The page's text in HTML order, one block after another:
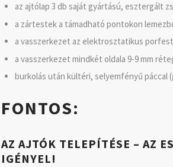
az ajtólap 3 db saját gyártású, esztergált
a zártestek a támadható pontokon
a vasszerkezet az elektrosztatikus
a vasszerkezet mindkét oldala 9-9 mm
burkolás után kültéri, selyemfényű páccal
FONTOS:
AZ AJTÓK TELEPÍTÉSE – AZ
IGÉNYEL!